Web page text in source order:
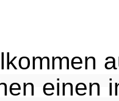
einen